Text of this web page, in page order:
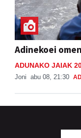
Adinekoei
ADUNAKO JAIAK
Joni abu 08, 21:30